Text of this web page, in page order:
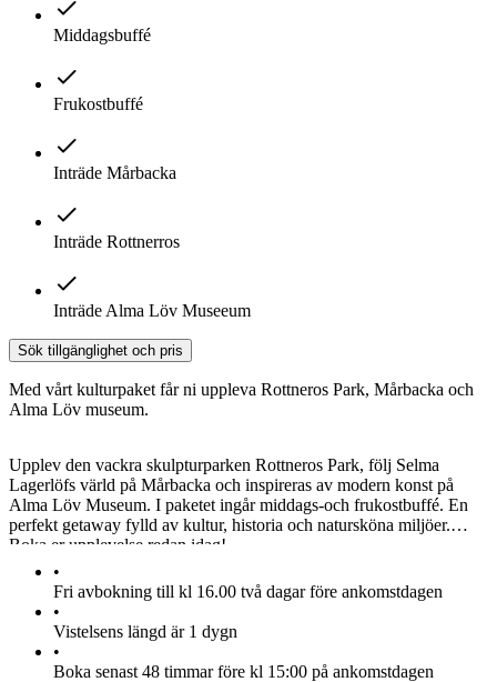
Middagsbuffé
Frukostbuffé
Inträde Mårbacka
Inträde Rottnerros
Inträde Alma Löv Museeum
Sök tillgänglighet och pris
Med vårt kulturpaket får ni uppleva Rottneros Park, Mårbacka och
Alma Löv museum.
Upplev den vackra skulpturparken Rottneros Park, följ Selma
Lagerlöfs värld på Mårbacka och inspireras av modern konst på
Alma Löv Museum. I paketet ingår middags-och frukostbuffé. En
perfekt getaway fylld av kultur, historia och natursköna miljöer.
Boka er upplevelse redan idag!
•
Fri avbokning till kl 16.00 två dagar före ankomstdagen
•
Vistelsens längd är 1 dygn
•
Boka senast 48 timmar före kl 15:00 på ankomstdagen